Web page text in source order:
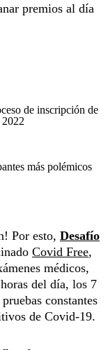
premios al día
de inscripción de
más polémicos
Por esto, Desafío
Covid Free,
médicos,
del día, los 7
constantes
de Covid-19.